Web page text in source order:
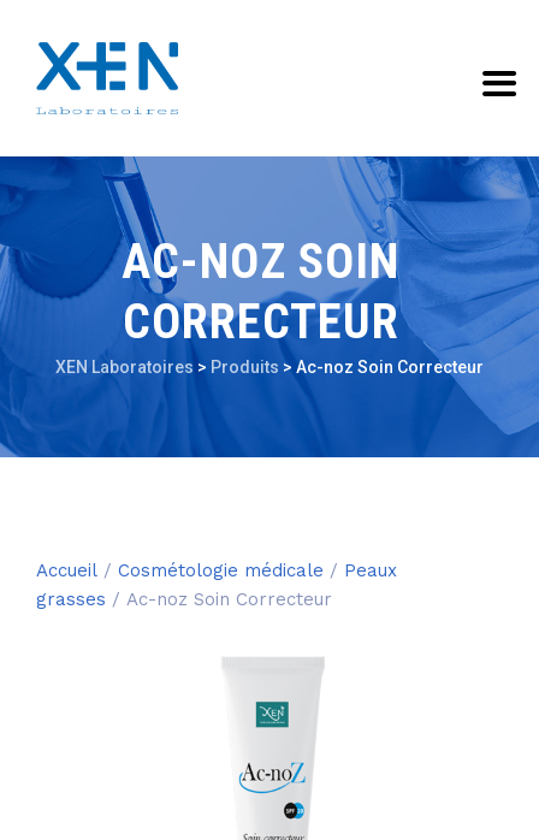
AC-NOZ SOIN
CORRECTEUR
XEN Laboratoires > Produits > Ac-noz Soin Correcteur
Accueil / Cosmétologie médicale / Peaux
grasses / Ac-noz Soin Correcteur